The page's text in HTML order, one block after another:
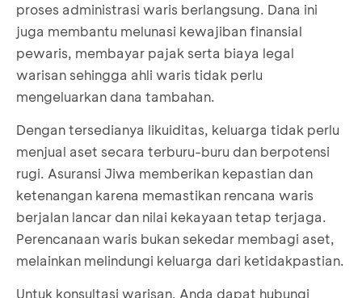
proses administrasi waris berlangsung. Dana ini
juga membantu melunasi kewajiban finansial
pewaris, membayar pajak serta biaya legal
warisan sehingga ahli waris tidak perlu
mengeluarkan dana tambahan.
Dengan tersedianya likuiditas, keluarga tidak perlu
menjual aset secara terburu-buru dan berpotensi
rugi. Asuransi Jiwa memberikan kepastian dan
ketenangan karena memastikan rencana waris
berjalan lancar dan nilai kekayaan tetap terjaga.
Perencanaan waris bukan sekedar membagi aset,
melainkan melindungi keluarga dari ketidakpastian.
Untuk konsultasi warisan, Anda dapat hubungi